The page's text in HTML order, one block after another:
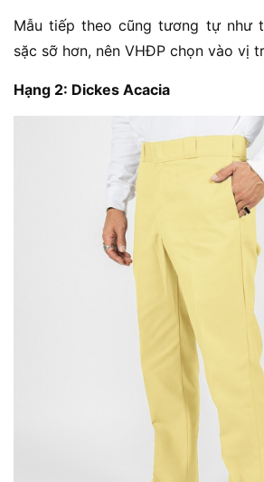
Mẫu tiếp theo cũng tương tự như
sặc sỡ hơn, nên VHĐP chọn vào vị
Hạng 2: Dickes Acacia